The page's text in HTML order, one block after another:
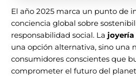
El año 2025 marca un punto de
conciencia global sobre
responsabilidad social. La
una opción alternativa, sino una
consumidores conscientes que
comprometer el futuro del